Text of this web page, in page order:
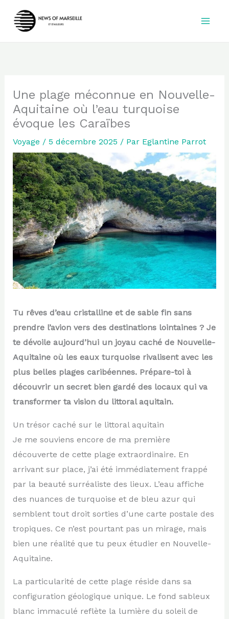
Une plage méconnue en Nouvelle-
Aquitaine où l’eau turquoise
évoque les Caraïbes
Voyage / 5 décembre 2025 / Par Eglantine Parrot
Tu rêves d’eau cristalline et de sable fin sans
prendre l’avion vers des destinations lointaines ? Je
te dévoile aujourd’hui un joyau caché de Nouvelle-
Aquitaine où les eaux turquoise rivalisent avec les
plus belles plages caribéennes. Prépare-toi à
découvrir un secret bien gardé des locaux qui va
transformer ta vision du littoral aquitain.
Un trésor caché sur le littoral aquitain
Je me souviens encore de ma première
découverte de cette plage extraordinaire. En
arrivant sur place, j’ai été immédiatement frappé
par la beauté surréaliste des lieux. L’eau affiche
des nuances de turquoise et de bleu azur qui
semblent tout droit sorties d’une carte postale des
tropiques. Ce n’est pourtant pas un mirage, mais
bien une réalité que tu peux étudier en Nouvelle-
Aquitaine.
La particularité de cette plage réside dans sa
configuration géologique unique. Le fond sableux
blanc immaculé reflète la lumière du soleil de